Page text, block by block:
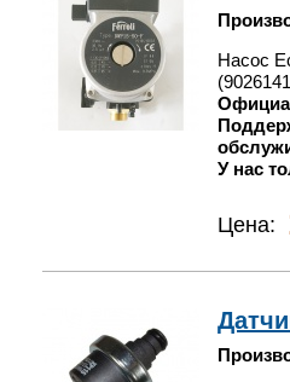
Насос
У нас
Цена: